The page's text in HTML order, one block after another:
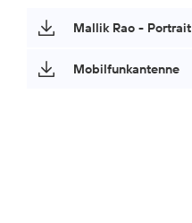
Mallik Rao - Portrait
Mobilfunkantenne